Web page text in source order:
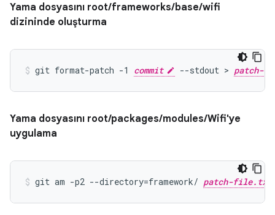
Yama dosyasını root/frameworks/base/wifi
dizininde oluşturma
git format-patch -1 commit --stdout > patch-
Yama dosyasını root/packages/modules/Wifi'ye
uygulama
git am -p2 --directory=framework/ patch-file.txt